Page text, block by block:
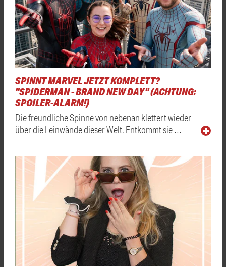
SPINNT MARVEL JETZT KOMPLETT?
"SPIDERMAN - BRAND NEW DAY" (ACHTUNG:
SPOILER-ALARM!)
Die freundliche Spinne von nebenan klettert wieder
über die Leinwände dieser Welt. Entkommt sie …